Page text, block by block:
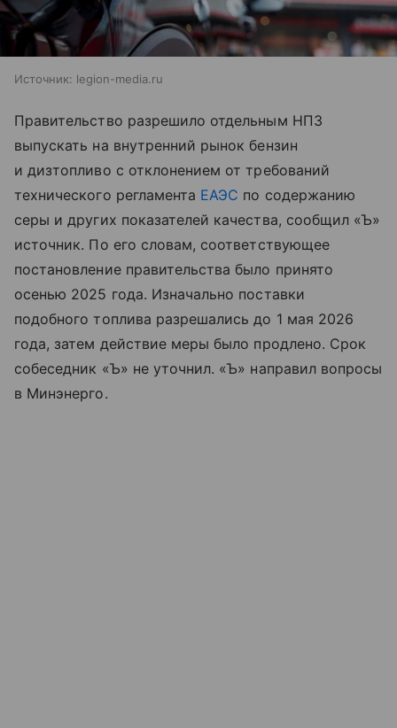
Источник: legion-media.ru
Правительство разрешило отдельным НПЗ
выпускать на внутренний рынок бензин
и дизтопливо с отклонением от требований
технического регламента ЕАЭС по содержанию
серы и других показателей качества, сообщил «Ъ»
источник. По его словам, соответствующее
постановление правительства было принято
осенью 2025 года. Изначально поставки
подобного топлива разрешались до 1 мая 2026
года, затем действие меры было продлено. Срок
собеседник «Ъ» не уточнил. «Ъ» направил вопросы
в Минэнерго.